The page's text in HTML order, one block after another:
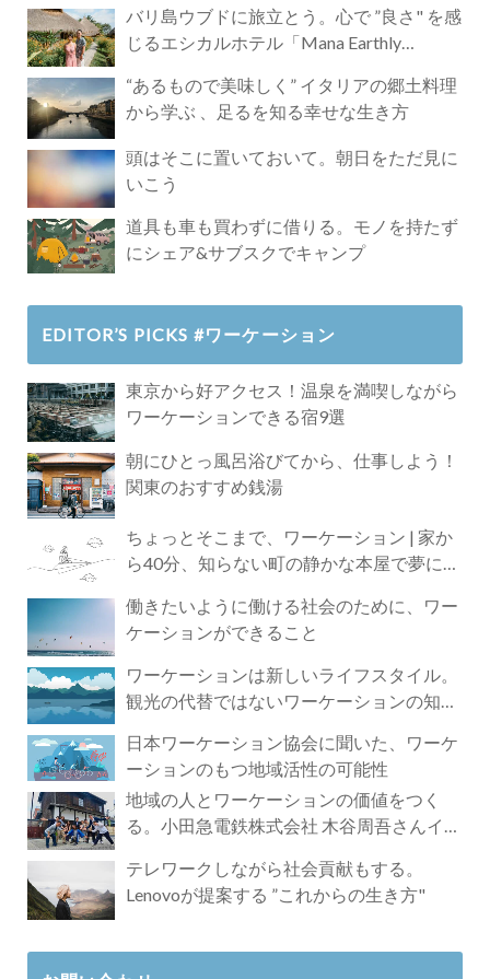
バリ島ウブドに旅立とう。心で ”良さ" を感
じるエシカルホテル「Mana Earthly
“あるもので美味しく” イタリアの郷土料理
から学ぶ 、足るを知る幸せな生き方
頭はそこに置いておいて。朝日をただ見に
いこう
道具も車も買わずに借りる。モノを持たず
にシェア&サブスクでキャンプ
EDITOR’S PICKS #ワーケーション
東京から好アクセス！温泉を満喫しながら
ワーケーションできる宿9選
朝にひとっ風呂浴びてから、仕事しよう！
関東のおすすめ銭湯
ちょっとそこまで、ワーケーション | 家か
ら40分、知らない町の静かな本屋で夢に近
働きたいように働ける社会のために、ワー
ケーションができること
ワーケーションは新しいライフスタイル。
観光の代替ではないワーケーションの知ら
日本ワーケーション協会に聞いた、ワーケ
ーションのもつ地域活性の可能性
地域の人とワーケーションの価値をつく
る。小田急電鉄株式会社 木谷周吾さんイン
テレワークしながら社会貢献もする。
Lenovoが提案する ”これからの生き方"